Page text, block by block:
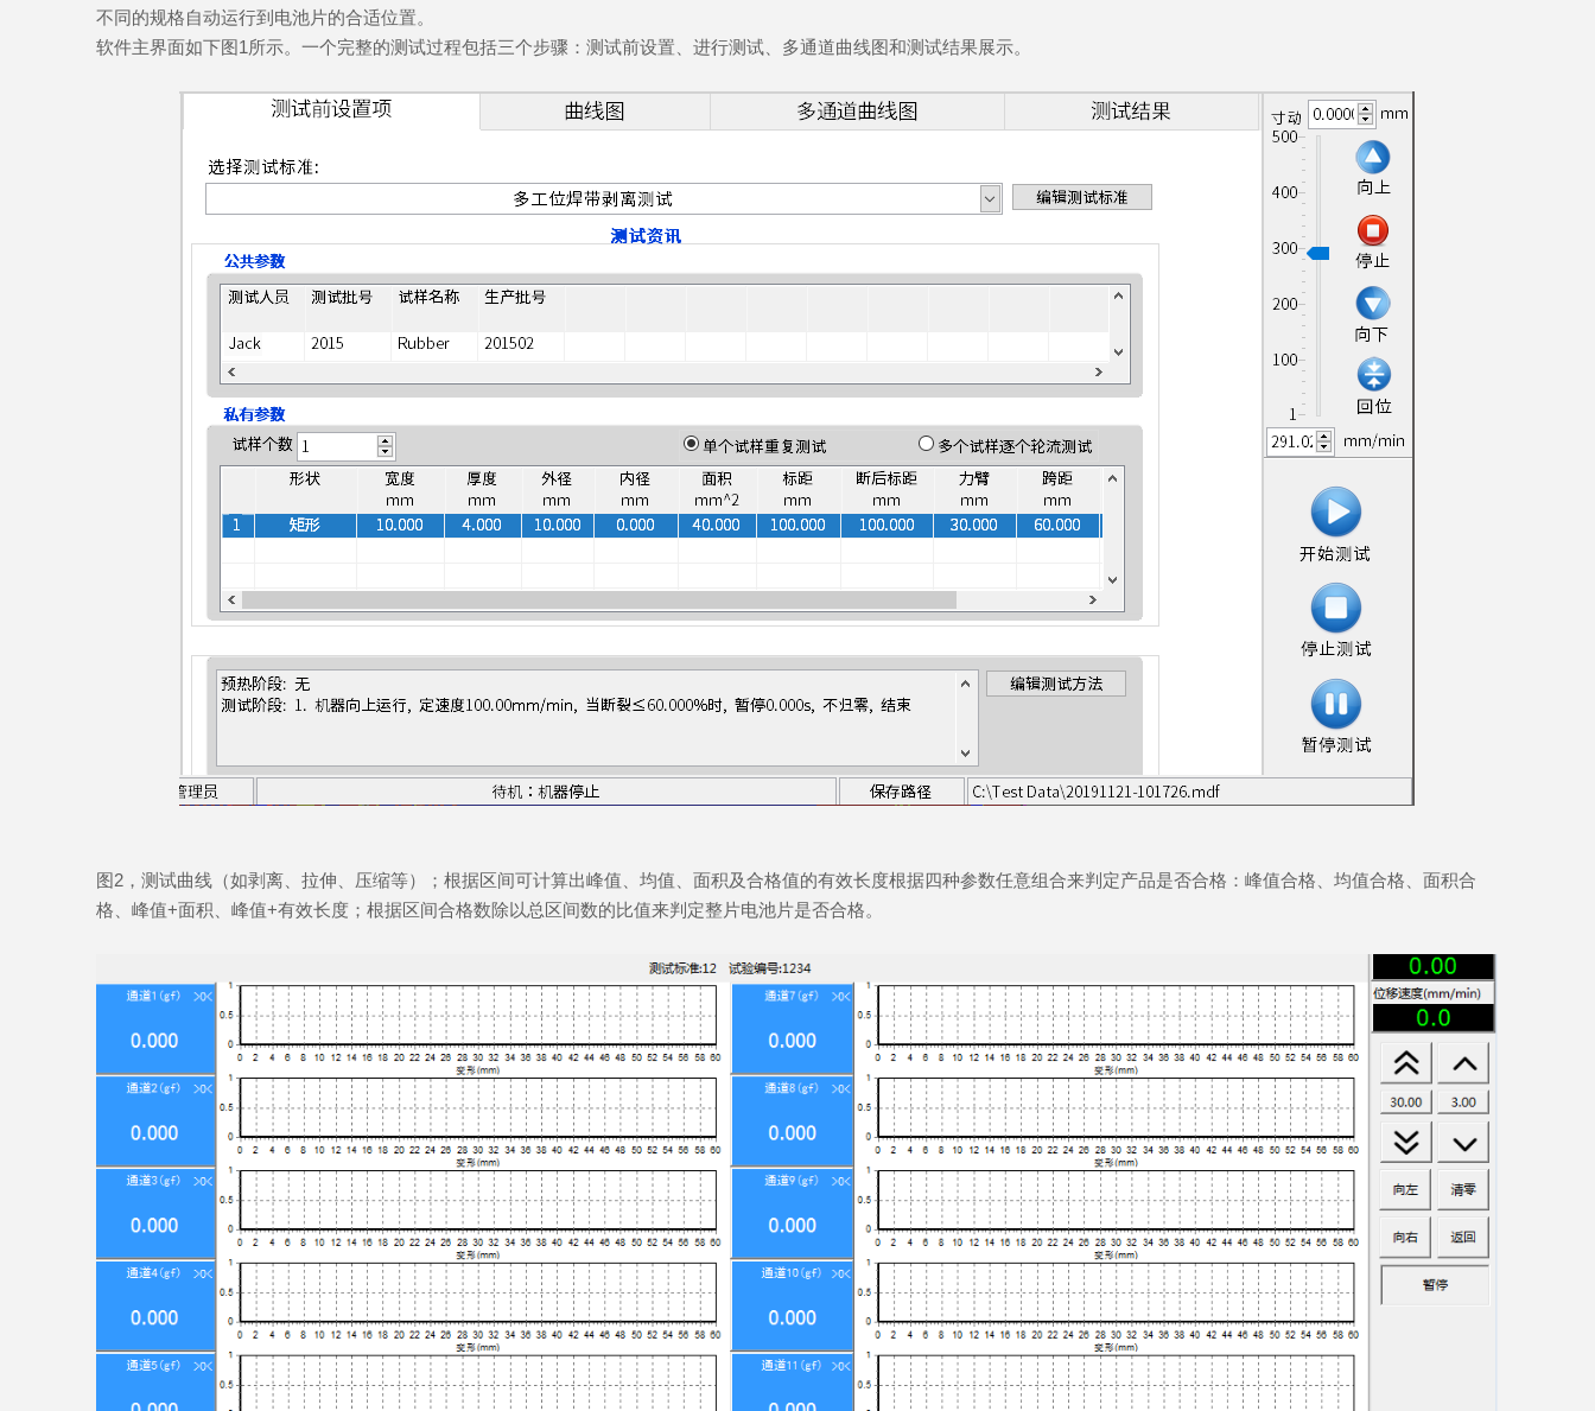
不同的规格自动运行到电池片的合适位置。
软件主界面如下图1所示。一个完整的测试过程包括三个步骤：测试前设置、进行测试、多通道曲线图和测试结果展示。
图2，测试曲线（如剥离、拉伸、压缩等）；根据区间可计算出峰值、均值、面积及合格值的有效长度根据四种参数任意组合来判定产品是否合格：峰值合格、均值合格、面积合
格、峰值+面积、峰值+有效长度；根据区间合格数除以总区间数的比值来判定整片电池片是否合格。